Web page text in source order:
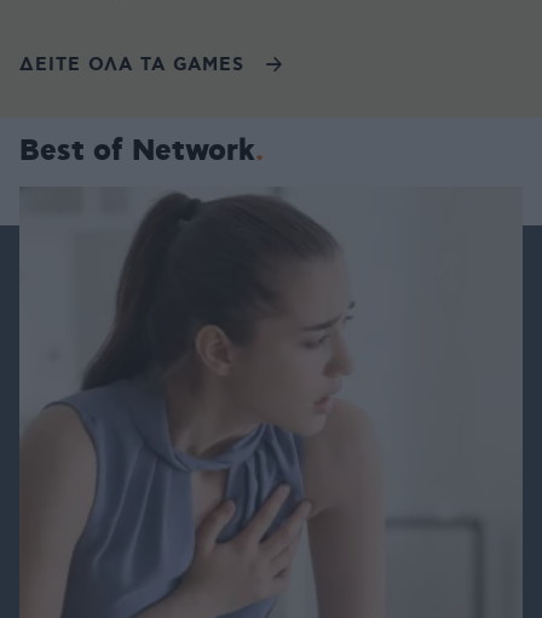
ΔΕΙΤΕ ΟΛΑ ΤΑ GAMES
Best of Network